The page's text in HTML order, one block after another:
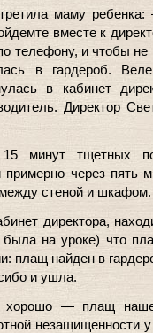
маму
вместе к
телефону, и чтобы
в гардероб.
в кабинет
Директор
минут тщетных
примерно через пять
стеной и шкафом.
директора,
была на уроке) что
плащ найден в
и ушла.
— плащ
незащищенности